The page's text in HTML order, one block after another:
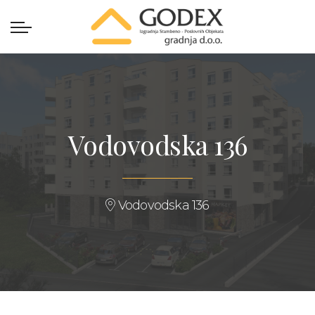
Vodovodska 136
Vodovodska 136